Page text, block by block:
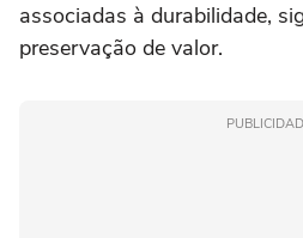
associadas à durabilidade,
preservação de valor.